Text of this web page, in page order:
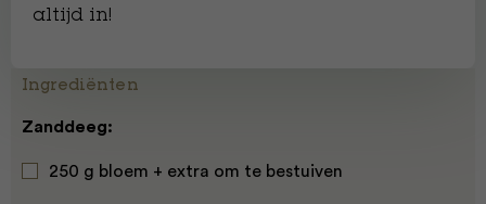
altijd in!
Ingrediënten
Zanddeeg:
250 g bloem + extra om te bestuiven